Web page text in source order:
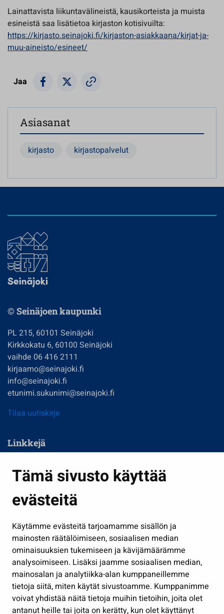
Tämä sivusto käyttää
evästeitä
Käytämme evästeitä tarjoamamme sisällön ja
mainosten räätälöimiseen, sosiaalisen median
ominaisuuksien tukemiseen ja kävijämäärämme
analysoimiseen. Lisäksi jaamme sosiaalisen median,
mainosalan ja analytiikka-alan kumppaneillemme
tietoja siitä, miten käytät sivustoamme. Kumppanimme
voivat yhdistää näitä tietoja muihin tietoihin, joita olet
antanut heille tai joita on kerätty, kun olet käyttänyt
Lainattavista liikuntavälineistä, kausikorteista ja muista
esineistä saa lisätietoa kirjaston kotisivuilta:
https://kirjasto.seinajoki.fi/kirjaston-asiakkaana/kirjat-ja-
muu-aineisto/esineet/
Jaa
Asiasanat
kirjasto kirjastopalvelut
© Seinäjoen kaupunki
PL 215, 60101 Seinäjoki
Kirkkokatu 6, 60100 Seinäjoki
vaihde 06 416 2111
kirjaamo@seinajoki.fi
info@seinajoki.fi
etunimi.sukunimi@seinajoki.fi
Tilaa uutiskirje
Linkkejä
Kasvatus ja opetus
Kulttuuri ja liikunta
Työ ja yrittäminen
Osallistu ja asioi
Näytä omat evästeasetukseni
Seuraa meitä